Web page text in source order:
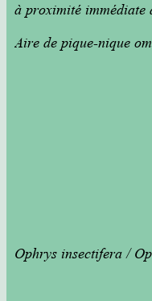
à proximité immédiate
Aire de pique-nique
Ophrys insectifera /